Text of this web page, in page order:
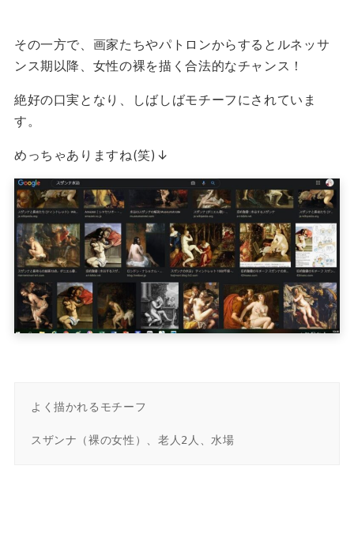
その一方で、画家たちやパトロンからするとルネッサ
ンス期以降、女性の裸を描く合法的なチャンス！
絶好の口実となり、しばしばモチーフにされていま
す。
めっちゃありますね(笑)↓
よく描かれるモチーフ
スザンナ（裸の女性）、老人2人、水場